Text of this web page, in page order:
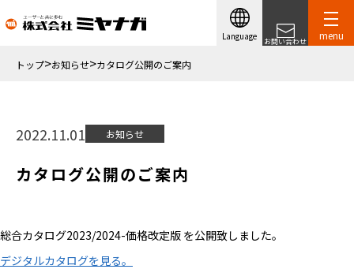
Language お問い合わせ
トップ お知らせ カタログ公開のご案内
2022.11.01 お知らせ
カタログ公開のご案内
総合カタログ2023/2024-価格改定版 を公開致しました。
デジタルカタログを見る。
menu